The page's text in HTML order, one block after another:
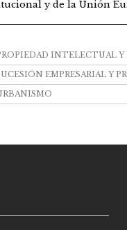
y de la Unión
INTELECTUAL Y
EMPRESARIAL Y